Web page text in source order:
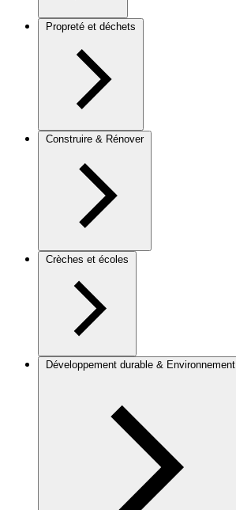
Propreté et déchets
Construire & Rénover
Crèches et écoles
Développement durable & Environnement